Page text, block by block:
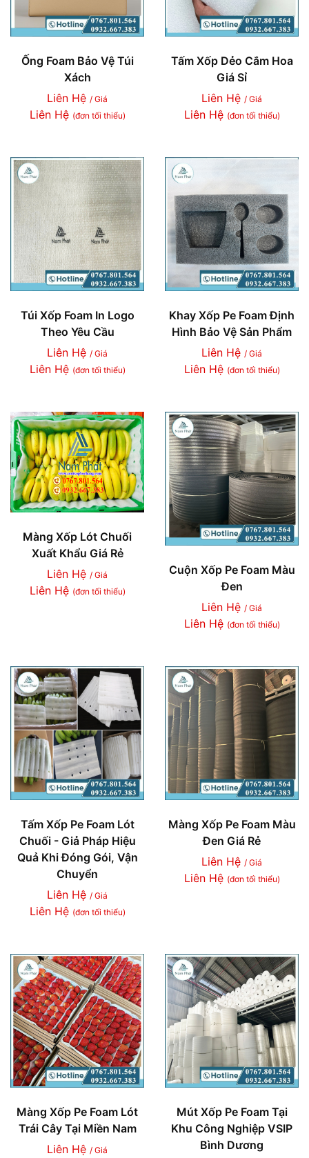
Ống Foam Bảo Vệ Túi
Xách
Liên Hệ / Giá
Liên Hệ (đơn tối thiểu)
Tấm Xốp Dẻo Cắm Hoa
Giá Sỉ
Liên Hệ / Giá
Liên Hệ (đơn tối thiểu)
Túi Xốp Foam In Logo
Theo Yêu Cầu
Liên Hệ / Giá
Liên Hệ (đơn tối thiểu)
Khay Xốp Pe Foam Định
Hình Bảo Vệ Sản Phẩm
Liên Hệ / Giá
Liên Hệ (đơn tối thiểu)
Màng Xốp Lót Chuối
Xuất Khẩu Giá Rẻ
Liên Hệ / Giá
Liên Hệ (đơn tối thiểu)
Cuộn Xốp Pe Foam Màu
Đen
Liên Hệ / Giá
Liên Hệ (đơn tối thiểu)
Tấm Xốp Pe Foam Lót
Chuối - Giả Pháp Hiệu
Quả Khi Đóng Gói, Vận
Chuyển
Liên Hệ / Giá
Liên Hệ (đơn tối thiểu)
Màng Xốp Pe Foam Màu
Đen Giá Rẻ
Liên Hệ / Giá
Liên Hệ (đơn tối thiểu)
Màng Xốp Pe Foam Lót
Trái Cây Tại Miền Nam
Liên Hệ / Giá
Mút Xốp Pe Foam Tại
Khu Công Nghiệp VSIP
Bình Dương